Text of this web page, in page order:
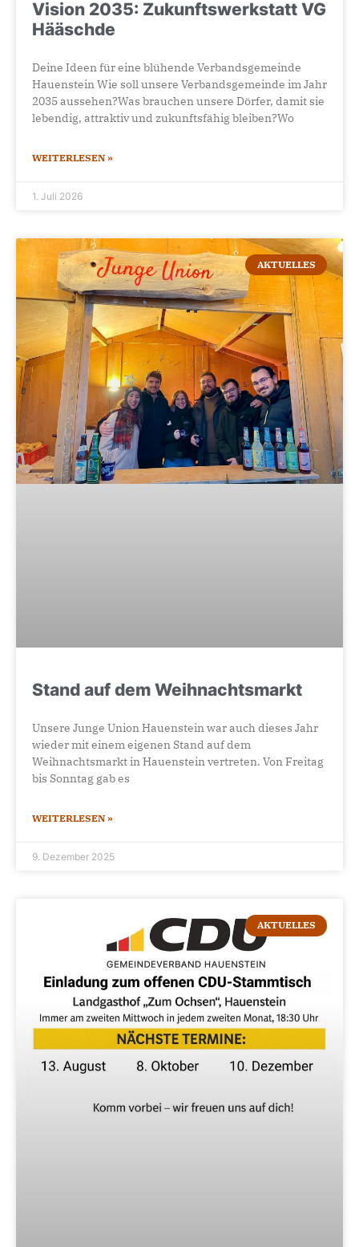
Vision 2035: Zukunftswerkstatt VG
Hääschde
Deine Ideen für eine blühende Verbandsgemeinde
Hauenstein Wie soll unsere Verbandsgemeinde im Jahr
2035 aussehen?Was brauchen unsere Dörfer, damit sie
lebendig, attraktiv und zukunftsfähig bleiben?Wo
WEITERLESEN »
1. Juli 2026
AKTUELLES
Stand auf dem Weihnachtsmarkt
Unsere Junge Union Hauenstein war auch dieses Jahr
wieder mit einem eigenen Stand auf dem
Weihnachtsmarkt in Hauenstein vertreten. Von Freitag
bis Sonntag gab es
WEITERLESEN »
9. Dezember 2025
AKTUELLES